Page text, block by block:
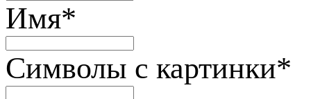
Имя*
Символы с картинки*